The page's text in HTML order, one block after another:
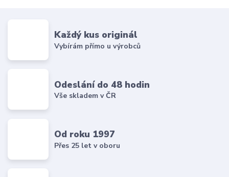
Každý kus originál
Vybírám přímo u výrobců
Odeslání do 48 hodin
Vše skladem v ČR
Od roku 1997
Přes 25 let v oboru